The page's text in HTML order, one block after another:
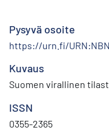
Pysyvä osoite
https://urn.fi/
Kuvaus
Suomen virallinen
ISSN
0355-2365